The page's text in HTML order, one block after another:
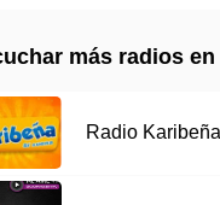
más radios
Radio